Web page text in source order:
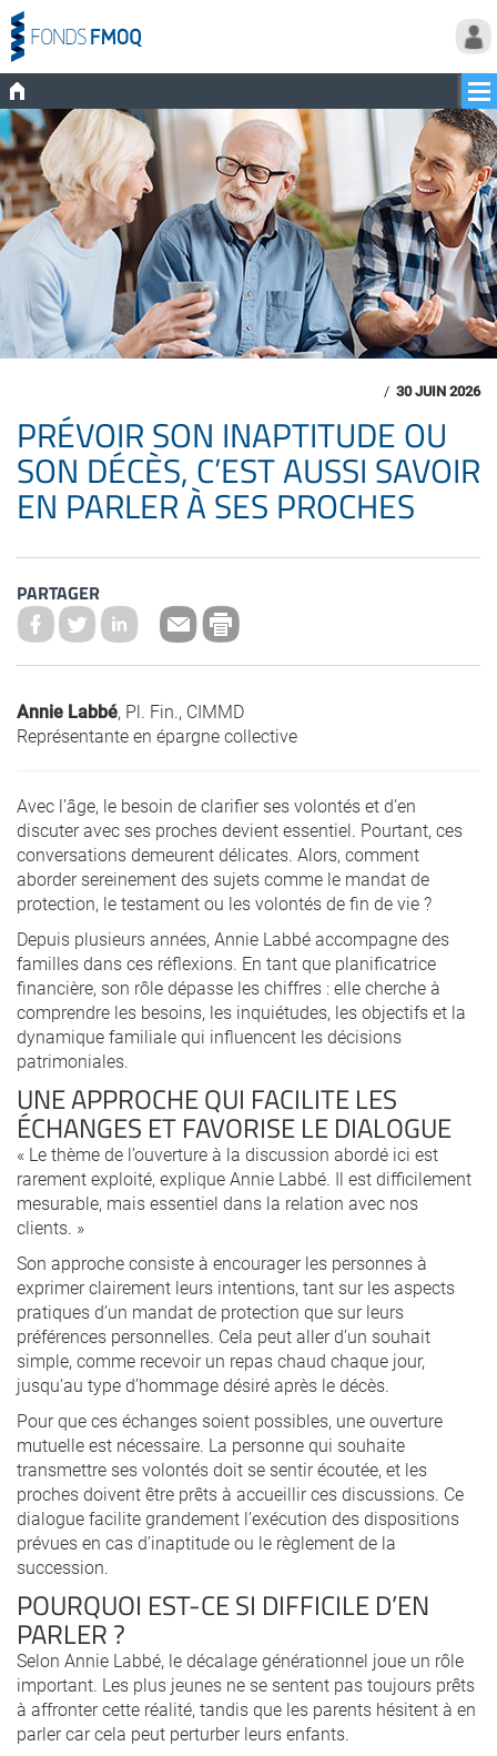
/ 30 JUIN 2026
PRÉVOIR SON INAPTITUDE OU
SON DÉCÈS, C’EST AUSSI SAVOIR
EN PARLER À SES PROCHES
PARTAGER
Annie Labbé, Pl. Fin., CIMMD
Représentante en épargne collective
Avec l’âge, le besoin de clarifier ses volontés et d’en
discuter avec ses proches devient essentiel. Pourtant, ces
conversations demeurent délicates. Alors, comment
aborder sereinement des sujets comme le mandat de
protection, le testament ou les volontés de fin de vie ?
Depuis plusieurs années, Annie Labbé accompagne des
familles dans ces réflexions. En tant que planificatrice
financière, son rôle dépasse les chiffres : elle cherche à
comprendre les besoins, les inquiétudes, les objectifs et la
dynamique familiale qui influencent les décisions
patrimoniales.
UNE APPROCHE QUI FACILITE LES
ÉCHANGES ET FAVORISE LE DIALOGUE
« Le thème de l’ouverture à la discussion abordé ici est
rarement exploité, explique Annie Labbé. Il est difficilement
mesurable, mais essentiel dans la relation avec nos
clients. »
Son approche consiste à encourager les personnes à
exprimer clairement leurs intentions, tant sur les aspects
pratiques d’un mandat de protection que sur leurs
préférences personnelles. Cela peut aller d’un souhait
simple, comme recevoir un repas chaud chaque jour,
jusqu’au type d’hommage désiré après le décès.
Pour que ces échanges soient possibles, une ouverture
mutuelle est nécessaire. La personne qui souhaite
transmettre ses volontés doit se sentir écoutée, et les
proches doivent être prêts à accueillir ces discussions. Ce
dialogue facilite grandement l’exécution des dispositions
prévues en cas d’inaptitude ou le règlement de la
succession.
POURQUOI EST-CE SI DIFFICILE D’EN
PARLER ?
Selon Annie Labbé, le décalage générationnel joue un rôle
important. Les plus jeunes ne se sentent pas toujours prêts
à affronter cette réalité, tandis que les parents hésitent à en
parler car cela peut perturber leurs enfants.